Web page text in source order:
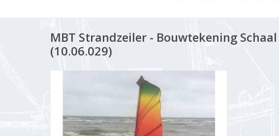
MBT Strandzeiler - Bouwtekening
(10.06.029)